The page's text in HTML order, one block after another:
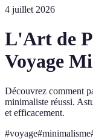
4 juillet 2026
L'Art de
Voyage
Découvrez comment
minimaliste réussi.
et efficacement.
#voyage#minimalisme